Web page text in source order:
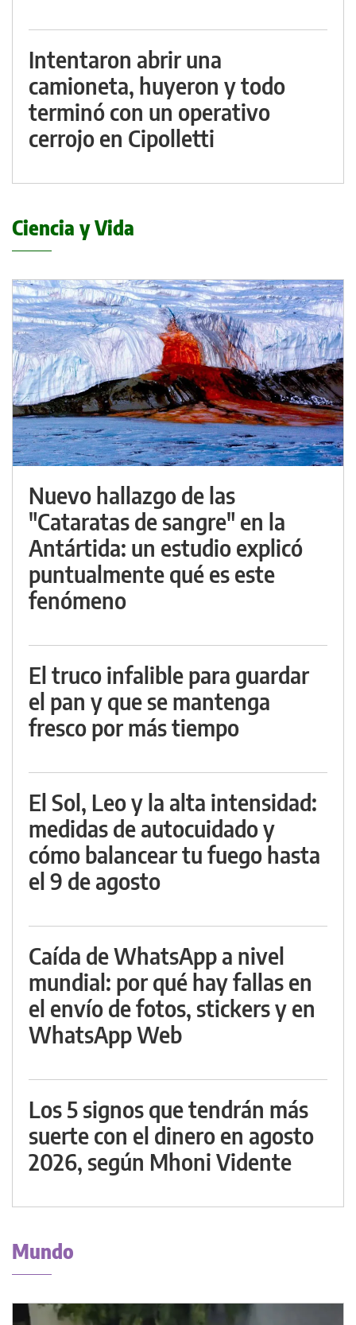
Intentaron abrir una
camioneta, huyeron y todo
terminó con un operativo
cerrojo en Cipolletti
Ciencia y Vida
Nuevo hallazgo de las
"Cataratas de sangre" en la
Antártida: un estudio explicó
puntualmente qué es este
fenómeno
El truco infalible para guardar
el pan y que se mantenga
fresco por más tiempo
El Sol, Leo y la alta intensidad:
medidas de autocuidado y
cómo balancear tu fuego hasta
el 9 de agosto
Caída de WhatsApp a nivel
mundial: por qué hay fallas en
el envío de fotos, stickers y en
WhatsApp Web
Los 5 signos que tendrán más
suerte con el dinero en agosto
2026, según Mhoni Vidente
Mundo